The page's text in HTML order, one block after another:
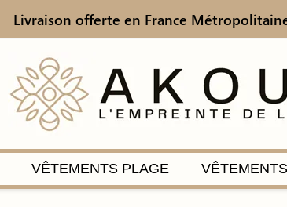
Livraison offerte en France
VÊTEMENTS PLAGE